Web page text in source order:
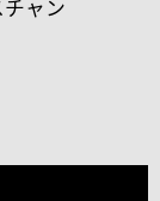
ャン